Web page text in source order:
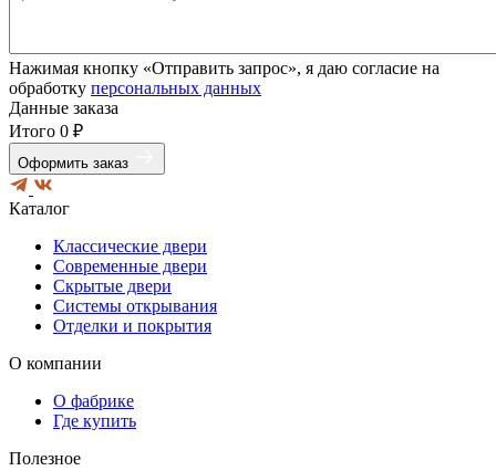
Нажимая кнопку «Отправить запрос», я даю согласие на
обработку персональных данных
Данные заказа
Итого 0 ₽
Оформить заказ
Каталог
Классические двери
Современные двери
Скрытые двери
Системы открывания
Отделки и покрытия
О компании
О фабрике
Где купить
Полезное